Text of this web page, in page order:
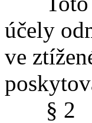
účely
ve
§ 2